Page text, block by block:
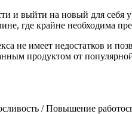
и выйти на новый для себя
где крайне необходима
не имеет недостатков и
продуктом от
/ Повышение